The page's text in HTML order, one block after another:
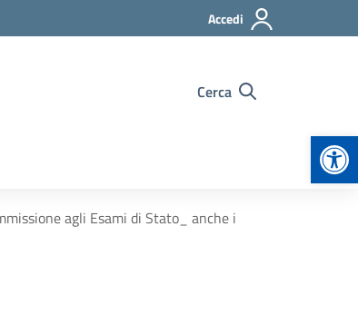
Accedi
Cerca
agli Esami di Stato_ anche i